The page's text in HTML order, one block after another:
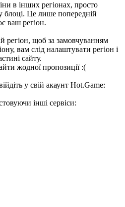
в інших регіонах, просто
Це лише попередній
ваш регіон.
регіон, щоб за замовчуванням
вам слід налаштувати регіон і
сайту.
жодної пропозиції :(
у свій акаунт Hot.Game:
інші сервіси: